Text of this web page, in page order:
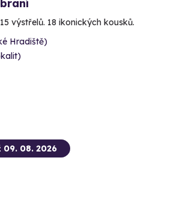
výstřelů. 18 ikonických kousků.
Hradiště)
08. 2026